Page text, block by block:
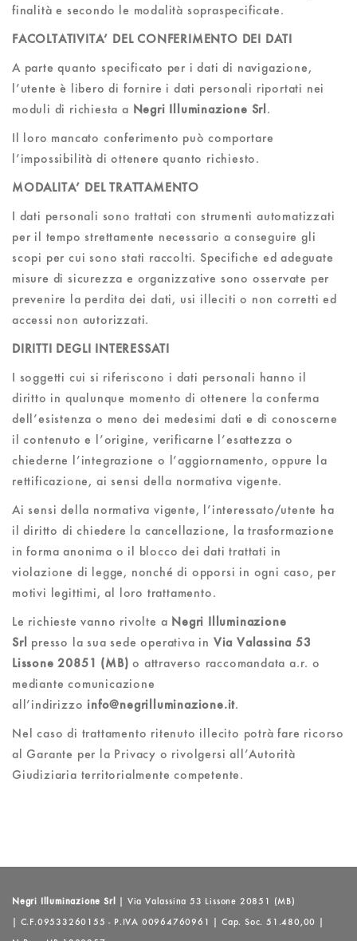
finalità e secondo le modalità sopraspecificate.
FACOLTATIVITA’ DEL CONFERIMENTO DEI DATI
A parte quanto specificato per i dati di navigazione,
l’utente è libero di fornire i dati personali riportati nei
moduli di richiesta a Negri Illuminazione Srl.
Il loro mancato conferimento può comportare
l’impossibilità di ottenere quanto richiesto.
MODALITA’ DEL TRATTAMENTO
I dati personali sono trattati con strumenti automatizzati
per il tempo strettamente necessario a conseguire gli
scopi per cui sono stati raccolti. Specifiche ed adeguate
misure di sicurezza e organizzative sono osservate per
prevenire la perdita dei dati, usi illeciti o non corretti ed
accessi non autorizzati.
DIRITTI DEGLI INTERESSATI
I soggetti cui si riferiscono i dati personali hanno il
diritto in qualunque momento di ottenere la conferma
dell’esistenza o meno dei medesimi dati e di conoscerne
il contenuto e l’origine, verificarne l’esattezza o
chiederne l’integrazione o l’aggiornamento, oppure la
rettificazione, ai sensi della normativa vigente.
Ai sensi della normativa vigente, l’interessato/utente ha
il diritto di chiedere la cancellazione, la trasformazione
in forma anonima o il blocco dei dati trattati in
violazione di legge, nonché di opporsi in ogni caso, per
motivi legittimi, al loro trattamento.
Le richieste vanno rivolte a Negri Illuminazione
Srl presso la sua sede operativa in Via Valassina 53
Lissone 20851 (MB) o attraverso raccomandata a.r. o
mediante comunicazione
all’indirizzo info@negrilluminazione.it.
Nel caso di trattamento ritenuto illecito potrà fare ricorso
al Garante per la Privacy o rivolgersi all’Autorità
Giudiziaria territorialmente competente.
Negri Illuminazione Srl
| Via Valassina 53 Lissone 20851 (MB)
| C.F.09533260155 - P.IVA 00964760961 | Cap. Soc. 51.480,00 |